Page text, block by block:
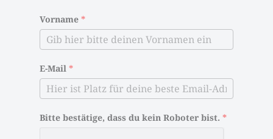
Vorname*
E-Mail*
Bitte bestätige, dass du kein Roboter bist. *